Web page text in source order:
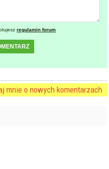
regulamin forum
mnie o nowych komentarzach